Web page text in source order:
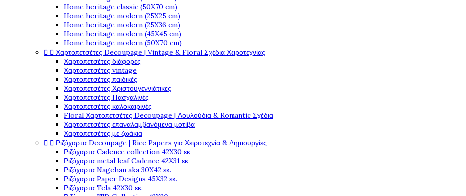
Home heritage classic (50X70 cm)
Home heritage modern (25X25 cm)
Home heritage modern (25X36 cm)
Home heritage modern (45X45 cm)
Home heritage modern (50X70 cm)
  Χαρτοπετσέτες Decoupage | Vintage & Floral Σχέδια Χειροτεχνίας
Χαρτοπετσέτες διάφορες
Χαρτοπετσέτες vintage
Χαρτοπετσέτες παιδικές
Χαρτοπετσέτες Χριστουγεννιάτικες
Χαρτοπετσέτες Πασχαλινές
Χαρτοπετσέτες καλοκαιρινές
Floral Χαρτοπετσέτες Decoupage | Λουλούδια & Romantic Σχέδια
Χαρτοπετσέτες επαναλαμβανόμενα μοτίβα
Χαρτοπετσέτες με ζωάκια
  Ριζόχαρτα Decoupage | Rice Papers για Χειροτεχνία & Δημιουργίες
Ριζόχαρτα Cadence collection 42X30 εκ
Ριζόχαρτα metal leaf Cadence 42X31 εκ
Ριζόχαρτα Nagehan aka 30X42 εκ.
Ριζόχαρτα Paper Designs 45X32 εκ.
Ριζόχαρτα Tela 42Χ30 εκ.